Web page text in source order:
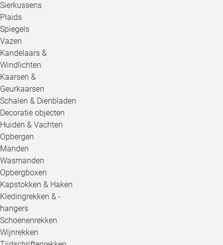
Sierkussens
Plaids
Spiegels
Vazen
Kandelaars &
Windlichten
Kaarsen &
Geurkaarsen
Schalen & Dienbladen
Decoratie objecten
Huiden & Vachten
Opbergen
Manden
Wasmanden
Opbergboxen
Kapstokken & Haken
Kledingrekken & -
hangers
Schoenenrekken
Wijnrekken